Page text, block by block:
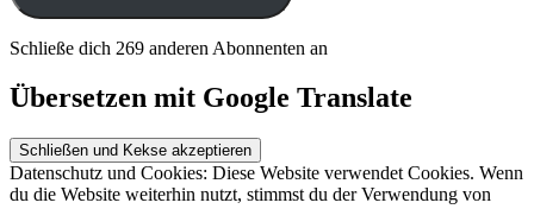
Schließe dich 269 anderen Abonnenten an
Übersetzen mit Google Translate
Datenschutz und Cookies: Diese Website verwendet Cookies. Wenn
du die Website weiterhin nutzt, stimmst du der Verwendung von